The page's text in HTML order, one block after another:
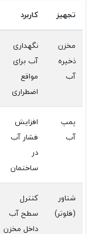
تجهیز کاربرد
مخزن
ذخیره
آب
نگهداری
آب برای
مواقع
اضطراری
پمپ
آب
افزایش
فشار آب
در
ساختمان
شناور
(فلوتر)
کنترل
سطح آب
داخل مخزن